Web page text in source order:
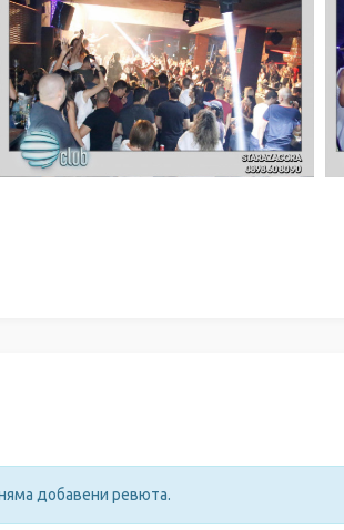
добавени ревюта.